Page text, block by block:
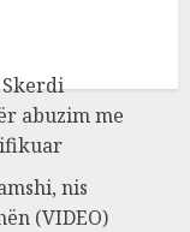
abuzim me
nis
(VIDEO)